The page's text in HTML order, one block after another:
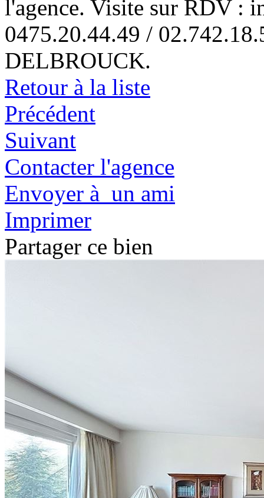
l'agence. Visite sur RDV :
0475.20.44.49 /
DELBROUCK.
Retour à la liste
Précédent
Suivant
Contacter l'agence
Envoyer à un ami
Imprimer
Partager ce bien